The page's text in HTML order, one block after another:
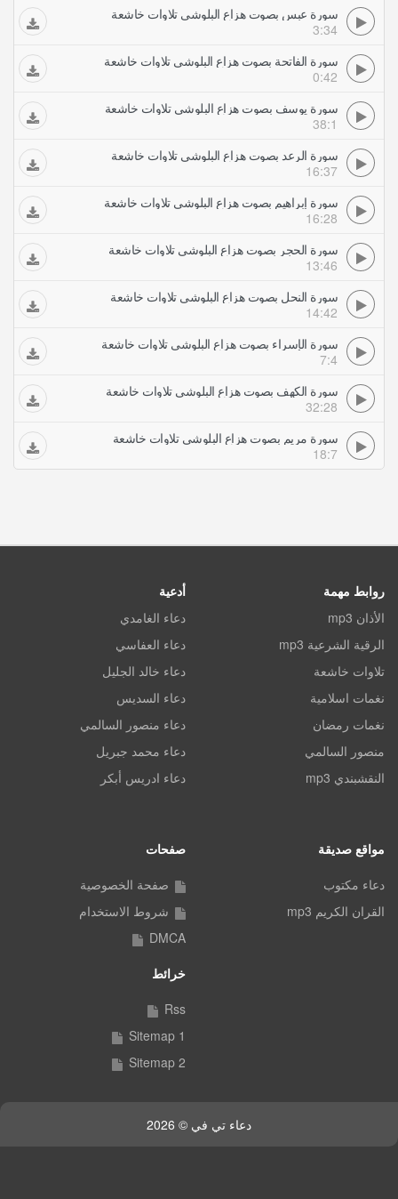
سورة عبس بصوت هزاع البلوشي تلاوات خاشعة
3:34
سورة الفاتحة بصوت هزاع البلوشي تلاوات خاشعة
0:42
سورة يوسف بصوت هزاع البلوشي تلاوات خاشعة
38:1
سورة الرعد بصوت هزاع البلوشي تلاوات خاشعة
16:37
سورة إبراهيم بصوت هزاع البلوشي تلاوات خاشعة
16:28
سورة الحجر بصوت هزاع البلوشي تلاوات خاشعة
13:46
سورة النحل بصوت هزاع البلوشي تلاوات خاشعة
14:42
سورة الإسراء بصوت هزاع البلوشي تلاوات خاشعة
7:4
سورة الكهف بصوت هزاع البلوشي تلاوات خاشعة
32:28
سورة مريم بصوت هزاع البلوشي تلاوات خاشعة
18:7
روابط مهمة
الأذان mp3
الرقية الشرعية mp3
تلاوات خاشعة
نغمات اسلامية
نغمات رمضان
منصور السالمي
النقشبندي mp3
أدعية
دعاء الغامدي
دعاء العفاسي
دعاء خالد الجليل
دعاء السديس
دعاء منصور السالمي
دعاء محمد جبريل
دعاء ادريس أبكر
مواقع صديقة
دعاء مكتوب
القران الكريم mp3
صفحات
صفحة الخصوصية
شروط الاستخدام
DMCA
خرائط
Rss
Sitemap 1
Sitemap 2
دعاء تي في © 2026